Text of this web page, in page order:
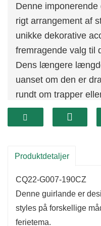
Denne
rigt arrangement af
unikke dekorative
fremragende valg til
Dens længere
uanset om den er
rundt om trapper
for en slående
Kombinationen af
Produktdetaljer
CQ22-G007-190CZ
Denne guirlande er
styles på forskellige
ferietema.